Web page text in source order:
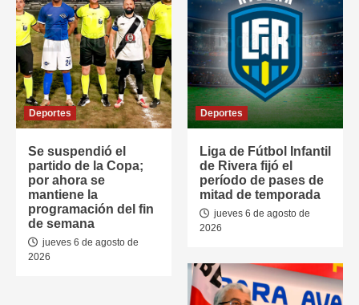
Deportes
Se suspendió el
partido de la Copa;
por ahora se
mantiene la
programación del fin
de semana
jueves 6 de agosto de
2026
Deportes
Liga de Fútbol Infantil
de Rivera fijó el
período de pases de
mitad de temporada
jueves 6 de agosto de
2026